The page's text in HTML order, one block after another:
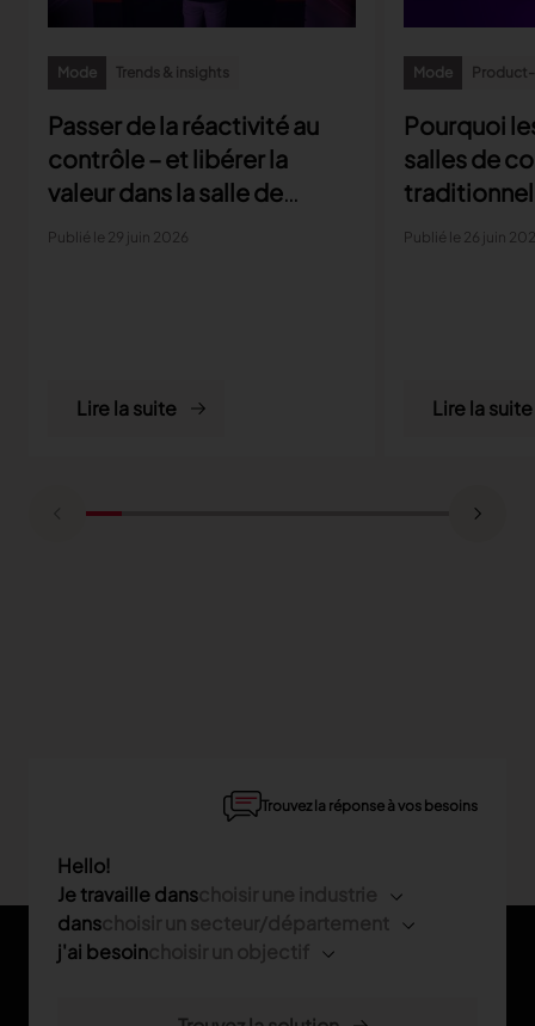
Mode Trends & insights
Passer de la réactivité au
contrôle – et libérer la
valeur dans la salle de
coupe
Publié le 29 juin 2026
Lire la suite
Mode
Pourquoi
salles de
Publié le 26 juin
Lire la suite
Trouvez la réponse à vos besoins
Hello!
Je travaille dans
dans
j'ai besoin